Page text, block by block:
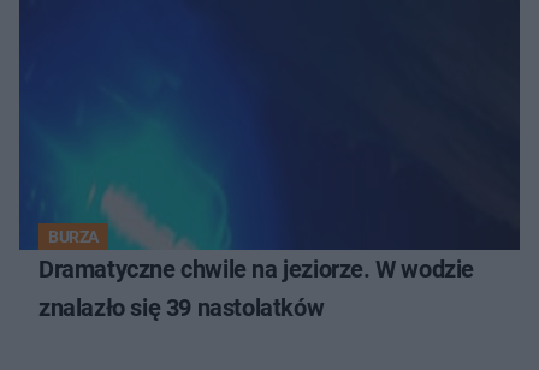
BURZA
Dramatyczne chwile na jeziorze. W wodzie
znalazło się 39 nastolatków